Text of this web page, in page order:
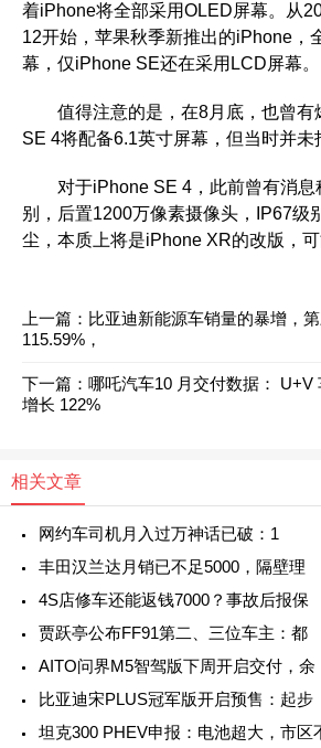
着iPhone将全部采用OLED屏幕。从
12开始，苹果秋季新推出的iPhone，
幕，仅iPhone SE还在采用LCD屏幕。
值得注意的是，在8月底，也曾有
SE 4将配备6.1英寸屏幕，但当时并未
对于iPhone SE 4，此前曾有消息
别，后置1200万像素摄像头，IP67级
尘，本质上将是iPhone XR的改版，可
上一篇： 比亚迪新能源车销量的暴增，
115.59%，
下一篇： 哪吒汽车10 月交付数据： U+V
增长 122%
相关文章
网约车司机月入过万神话已破：1
丰田汉兰达月销已不足5000，隔壁理
4S店修车还能返钱7000？事故后报保
贾跃亭公布FF91第二、三位车主：都
AITO问界M5智驾版下周开启交付，余
比亚迪宋PLUS冠军版开启预售：起步
坦克300 PHEV申报：电池超大，市区